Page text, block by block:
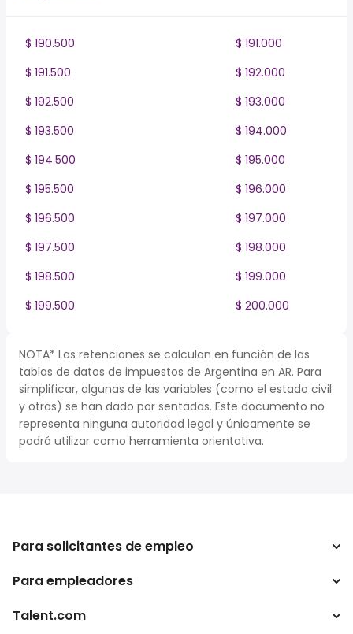
$ 190.500
$ 191.000
$ 191.500
$ 192.000
$ 192.500
$ 193.000
$ 193.500
$ 194.000
$ 194.500
$ 195.000
$ 195.500
$ 196.000
$ 196.500
$ 197.000
$ 197.500
$ 198.000
$ 198.500
$ 199.000
$ 199.500
$ 200.000
NOTA* Las retenciones se calculan en función de las
tablas de datos de impuestos de Argentina en AR. Para
simplificar, algunas de las variables (como el estado civil
y otras) se han dado por sentadas. Este documento no
representa ninguna autoridad legal y únicamente se
podrá utilizar como herramienta orientativa.
Para solicitantes de empleo
Buscador de trabajo
Para empleadores
Empresa
Talent.com